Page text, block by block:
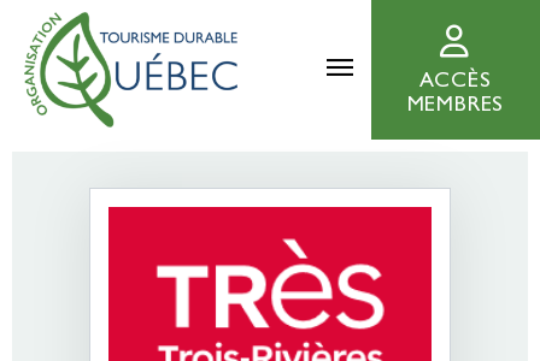
ACCÈS
MEMBRES